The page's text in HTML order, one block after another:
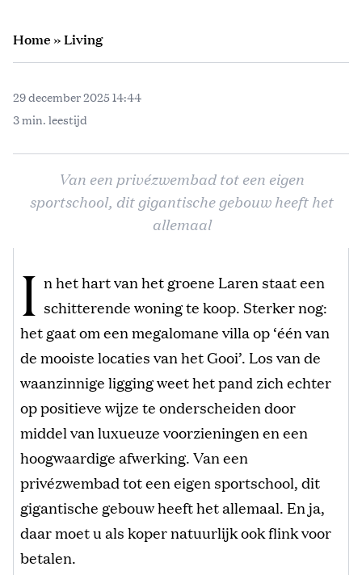
Home»Living
29 december 2025 14:44
3 min. leestijd
Van een privézwembad tot een eigen
sportschool, dit gigantische gebouw heeft het
allemaal
I n het hart van het groene Laren staat een
schitterende woning te koop. Sterker nog:
het gaat om een megalomane villa op ‘één van
de mooiste locaties van het Gooi’. Los van de
waanzinnige ligging weet het pand zich echter
op positieve wijze te onderscheiden door
middel van luxueuze voorzieningen en een
hoogwaardige afwerking. Van een
privézwembad tot een eigen sportschool, dit
gigantische gebouw heeft het allemaal. En ja,
daar moet u als koper natuurlijk ook flink voor
betalen.